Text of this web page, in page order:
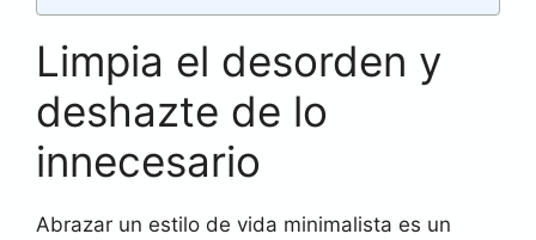
Limpia el desorden y
deshazte de lo
innecesario
Abrazar un estilo de vida minimalista es un